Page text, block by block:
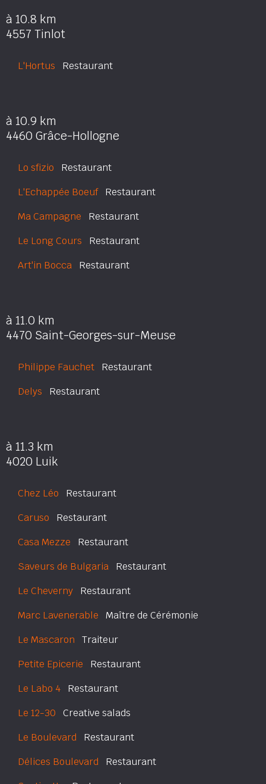
à 10.8 km
4557 Tinlot
L'Hortus Restaurant
à 10.9 km
4460 Grâce-Hollogne
Lo sfizio Restaurant
L'Echappée BoeufRestaurant
Ma Campagne Restaurant
Le Long Cours Restaurant
Art'in Bocca Restaurant
à 11.0 km
4470 Saint-Georges-sur-Meuse
Philippe Fauchet Restaurant
Delys Restaurant
à 11.3 km
4020 Luik
Chez Léo Restaurant
Caruso Restaurant
Casa Mezze Restaurant
Saveurs de Bulgaria Restaurant
Le Cheverny Restaurant
Marc Lavenerable Maître de Cérémonie
Le Mascaron Traiteur
Petite Epicerie Restaurant
Le Labo 4 Restaurant
Le 12-30 Creative salads
Le Boulevard Restaurant
Délices Boulevard Restaurant